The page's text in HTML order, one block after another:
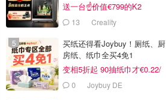
送一台☝️价值€799的K2
Combo！
13 Creality
买纸还得看Joybuy！厕纸、厨
房纸、纸巾全买4免1
变相5折起 90抽纸巾才€0.22/
包 0 Joybuy DE